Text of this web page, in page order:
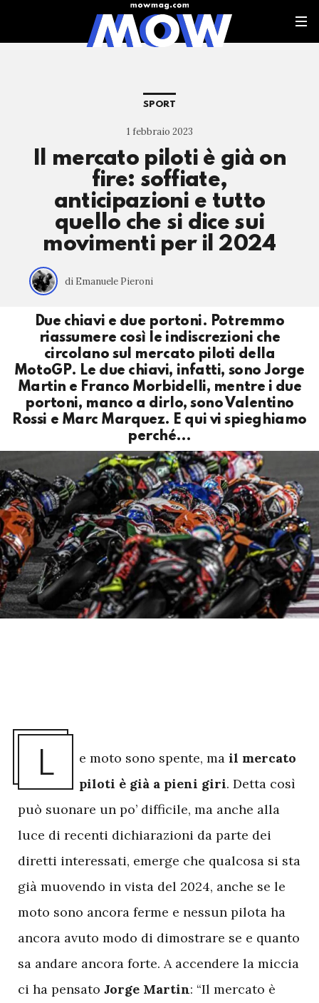
SPORT
1 febbraio 2023
Il mercato piloti è già on
fire: soffiate,
anticipazioni e tutto
quello che si dice sui
movimenti per il 2024
di Emanuele Pieroni
Due chiavi e due portoni. Potremmo
riassumere così le indiscrezioni che
circolano sul mercato piloti della
MotoGP. Le due chiavi, infatti, sono Jorge
Martin e Franco Morbidelli, mentre i due
portoni, manco a dirlo, sono Valentino
Rossi e Marc Marquez. E qui vi spieghiamo
perché…
L e moto sono spente, ma il mercato
piloti è già a pieni giri. Detta così
può suonare un po’ difficile, ma anche alla
luce di recenti dichiarazioni da parte dei
diretti interessati, emerge che qualcosa si sta
già muovendo in vista del 2024, anche se le
moto sono ancora ferme e nessun pilota ha
ancora avuto modo di dimostrare se e quanto
sa andare ancora forte. A accendere la miccia
ci ha pensato Jorge Martin: “Il mercato è